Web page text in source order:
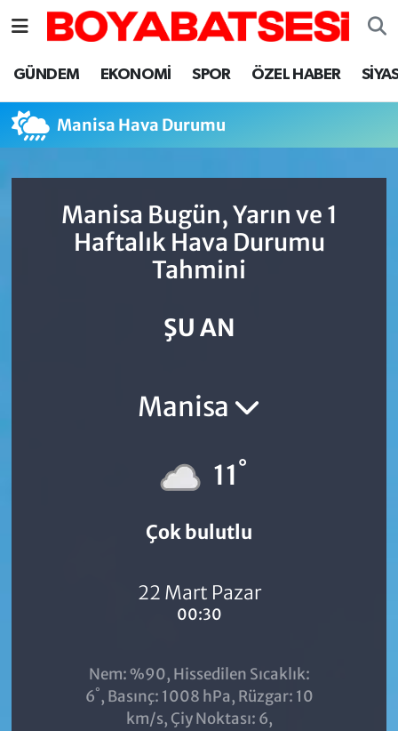
GÜNDEM EKONOMİ SPOR ÖZEL HABER
Manisa Hava Durumu
Manisa Bugün, Yarın ve 1
Haftalık Hava Durumu
Tahmini
ŞU AN
Manisa
11°
Çok bulutlu
22 Mart Pazar
00:30
Nem: %90, Hissedilen Sıcaklık:
6°, Basınç: 1008 hPa, Rüzgar: 10
km/s, Çiy Noktası: 6,
Sinop Nöbetçi Eczaneler
Sinop Hava Durumu
Sinop Trafik Yoğunluk Haritası
Süper Lig Puan Durumu ve Fikstür
Son Dakika Haberleri